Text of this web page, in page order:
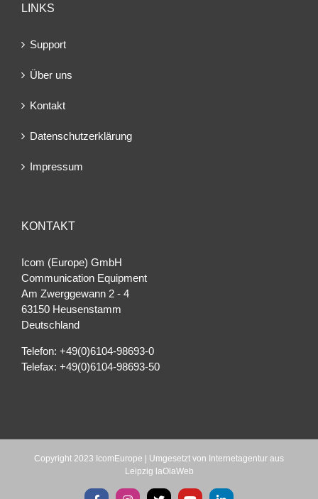
LINKS
Support
Über uns
Kontakt
Datenschutzerklärung
Impressum
KONTAKT
Icom (Europe) GmbH
Communication Equipment
Am Zwerggewann 2 ‐ 4
63150 Heusenstamm
Deutschland
Telefon: +49(0)6104-98693-0
Telefax: +49(0)6104-98693-50
Copyright 2023 IcomEurope | Umgesetzt von Internetagentur aus
Leipzig laOlaWeb